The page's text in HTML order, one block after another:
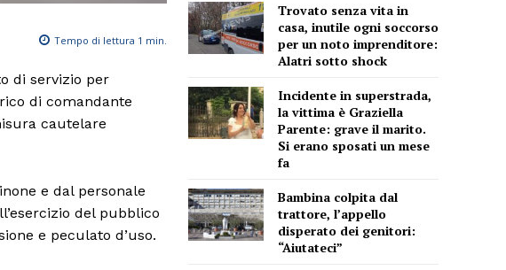
Tempo di lettura 1 min.
di servizio per
di comandante
cautelare
e dal personale
del pubblico
e peculato d’uso.
Trovato senza vita in
casa, inutile ogni soccorso
per un noto imprenditore:
Alatri sotto shock
Incidente in superstrada,
la vittima è Graziella
Parente: grave il marito.
Si erano sposati un mese
fa
Bambina colpita dal
trattore, l’appello
disperato dei genitori:
“Aiutateci”